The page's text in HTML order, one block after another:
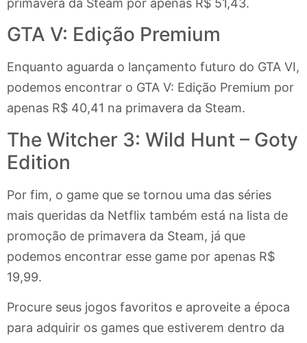
primavera da Steam por apenas R$ 51,43.
GTA V: Edição Premium
Enquanto aguarda o lançamento futuro do GTA VI,
podemos encontrar o GTA V: Edição Premium por
apenas R$ 40,41 na primavera da Steam.
The Witcher 3: Wild Hunt – Goty
Edition
Por fim, o game que se tornou uma das séries
mais queridas da Netflix também está na lista de
promoção de primavera da Steam, já que
podemos encontrar esse game por apenas R$
19,99.
Procure seus jogos favoritos e aproveite a época
para adquirir os games que estiverem dentro da